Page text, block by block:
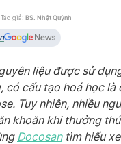
Tác giả: BS. Nhật Quỳnh
liệu được sử
có cấu tạo hoá học là
Tuy nhiên, nhiều
khoăn khi thưởng
Docosantìm hiểu